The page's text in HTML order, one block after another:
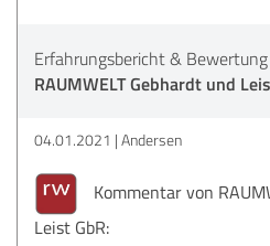
Erfahrungsbericht & Bewertung
RAUMWELT Gebhardt und
04.01.2021 Andersen
Kommentar von
Leist GbR: